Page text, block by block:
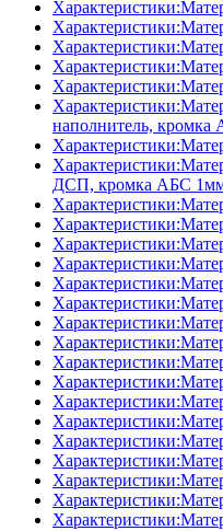
наполнитель, кромка
ДСП, кромка AБC